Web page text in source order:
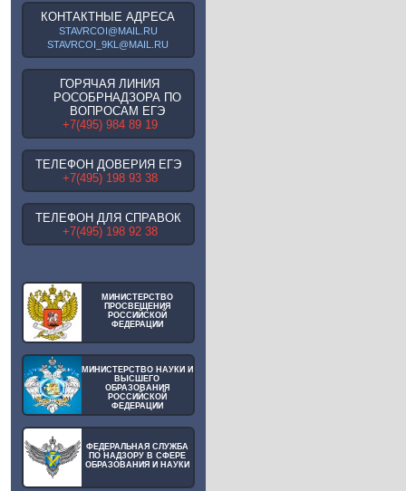
КОНТАКТНЫЕ АДРЕСА
STAVRCOI@MAIL.RU
STAVRCOI_9KL@MAIL.RU
ГОРЯЧАЯ ЛИНИЯ
РОСОБРНАДЗОРА ПО
ВОПРОСАМ ЕГЭ
+7(495) 984 89 19
ТЕЛЕФОН ДОВЕРИЯ ЕГЭ
+7(495) 198 93 38
ТЕЛЕФОН ДЛЯ СПРАВОК
+7(495) 198 92 38
МИНИСТЕРСТВО
ПРОСВЕЩЕНИЯ
РОССИЙСКОЙ
ФЕДЕРАЦИИ
МИНИСТЕРСТВО НАУКИ И
ВЫСШЕГО
ОБРАЗОВАНИЯ
РОССИЙСКОЙ
ФЕДЕРАЦИИ
ФЕДЕРАЛЬНАЯ СЛУЖБА
ПО НАДЗОРУ В СФЕРЕ
ОБРАЗОВАНИЯ И НАУКИ